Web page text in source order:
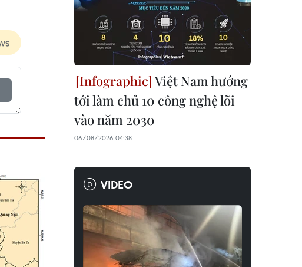
Việt Nam hướng
tới làm chủ 10 công nghệ lõi
vào năm 2030
06/08/2026 04:38
VIDEO